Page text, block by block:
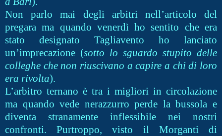
Non parlo mai degli arbitri nell’articolo del
pregara ma quando venerdì ho sentito che era
stato designato Tagliavento ho lanciato
un’imprecazione (sotto lo sguardo stupito delle
colleghe che non riuscivano a capire a chi di loro
era rivolta).
L’arbitro ternano è tra i migliori in circolazione
ma quando vede nerazzurro perde la bussola e
diventa stranamente inflessibile nei nostri
confronti. Purtroppo, visto il Morganti di